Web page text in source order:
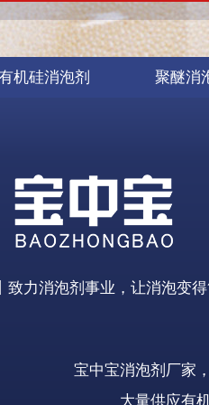
机硅消泡剂 聚醚消
致力消泡剂事业，让消泡变
宝中宝消泡剂厂家
大量供应有